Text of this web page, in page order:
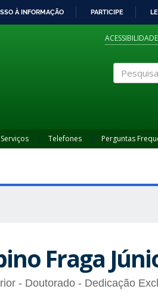
À INFORMAÇÃO PARTICIPE
ACESSIBILIDADE
Serviços Telefones Perguntas
Fraga
- Doutorado - Dedicação